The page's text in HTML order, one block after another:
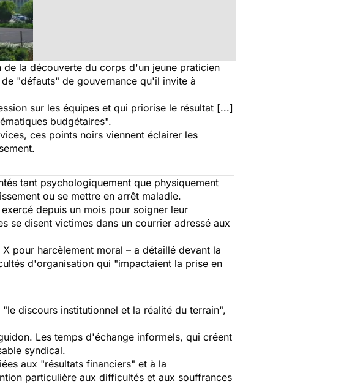
la découverte du corps d'un jeune praticien
"défauts" de gouvernance qu'il invite à
sur les équipes et qui priorise le résultat [...]
budgétaires".
ces points noirs viennent éclairer les
tant psychologiquement que physiquement
ou se mettre en arrêt maladie.
depuis un mois pour soigner leur
se disent victimes dans un courrier adressé aux
pour harcèlement moral – a détaillé devant la
d'organisation qui "impactaient la prise en
discours institutionnel et la réalité du terrain",
Les temps d'échange informels, qui créent
syndical.
aux "résultats financiers" et à la
particulière aux difficultés et aux souffrances